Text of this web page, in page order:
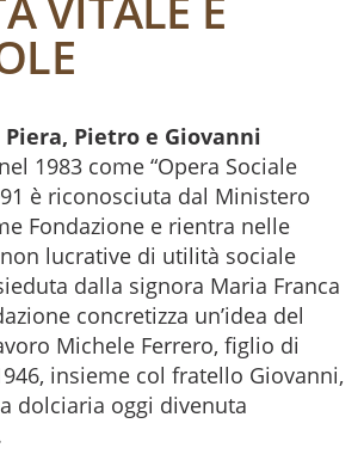
Piera, Pietro e Giovanni
1983 come “Opera Sociale
è riconosciuta dal Ministero
Fondazione e rientra nelle
lucrative di utilità sociale
dalla signora Maria Franca
concretizza un’idea del
Michele Ferrero, figlio di
insieme col fratello Giovanni,
dolciaria oggi divenuta